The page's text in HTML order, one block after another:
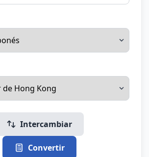
Intercambiar
Convertir